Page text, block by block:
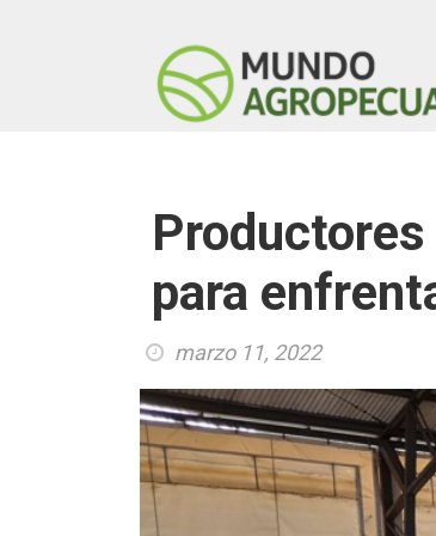
para
marzo 11, 2022